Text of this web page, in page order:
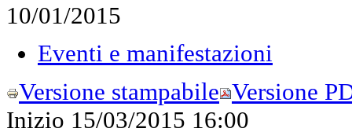
10/01/2015
Eventi e manifestazioni
Versione stampabile Versione
Inizio 15/03/2015 16:00